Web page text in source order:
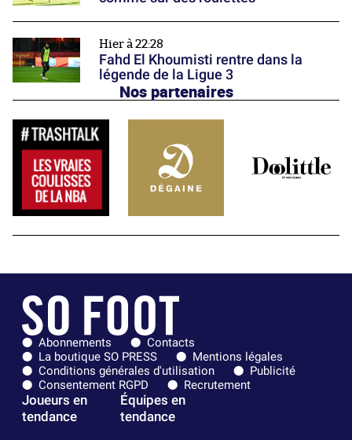
Hier à 22:28
Fahd El Khoumisti rentre dans la
légende de la Ligue 3
Nos partenaires
Abonnements
Contacts
La boutique SO PRESS
Mentions légales
Conditions générales d'utilisation
Publicité
Consentement RGPD
Recrutement
Joueurs en
tendance
Équipes en
tendance